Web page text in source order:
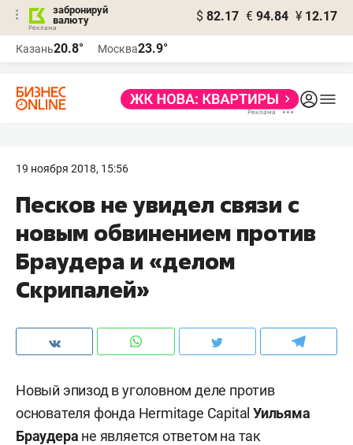
забронируй
валюту
$ 82.17 € 94.84 ¥ 12.17
Казань20.8° Москва23.9°
19 ноября 2018, 15:56
Песков не увидел связи с
новым обвинением против
Браудера и «делом
Скрипалей»
Новый эпизод в уголовном деле против
основателя фонда Hermitage Capital Уильяма
Браудера не является ответом на так